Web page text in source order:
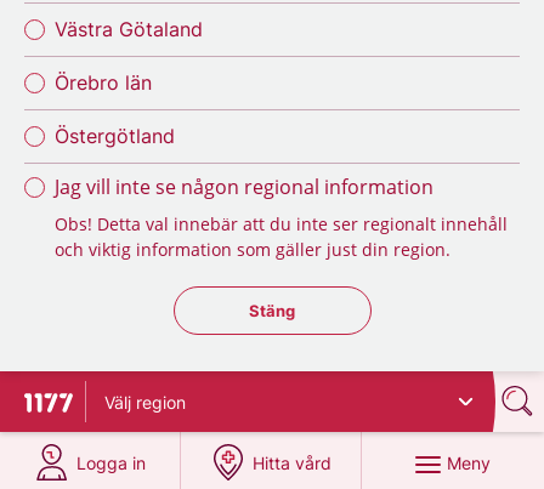
Västra Götaland
Örebro län
Östergötland
Jag vill inte se någon regional information
Obs! Detta val innebär att du inte ser regionalt innehåll
och viktig information som gäller just din region.
Stäng regionsväljaren
Stäng
Till startsidan för 1177
Välj region
Logga in
på 1177.se
Hitta vård
på 1177.se
Meny